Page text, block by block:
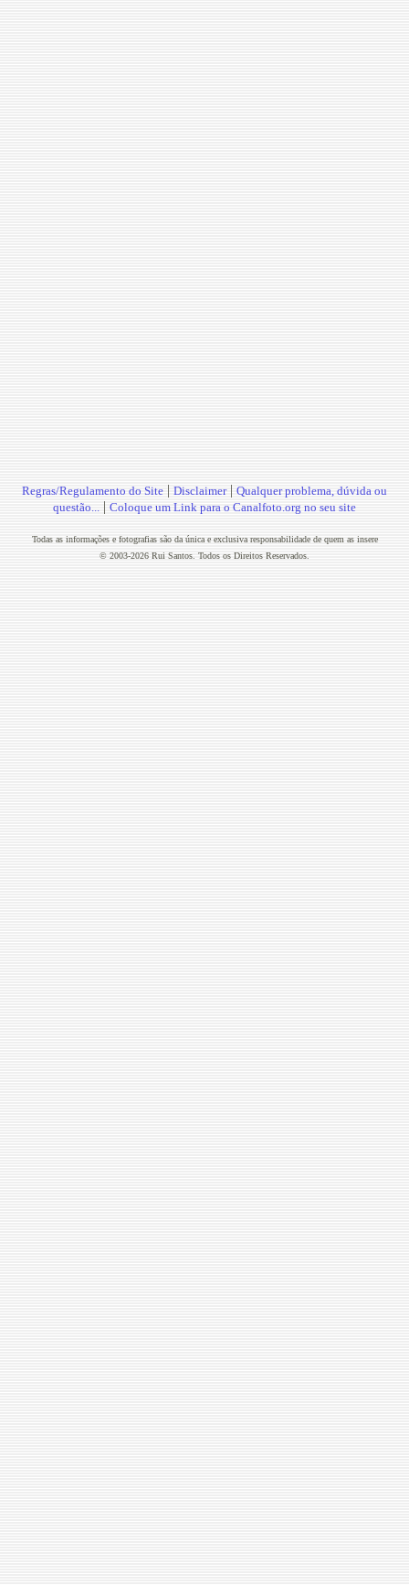
Regras/Regulamento do Site | Disclaimer| Qualquer problema, dúvida ou
questão... | Coloque um Link para o Canalfoto.org no seu site
Todas as informações e fotografias são da única e exclusiva responsabilidade de quem as insere
© 2003-2026 Rui Santos. Todos os Direitos Reservados.